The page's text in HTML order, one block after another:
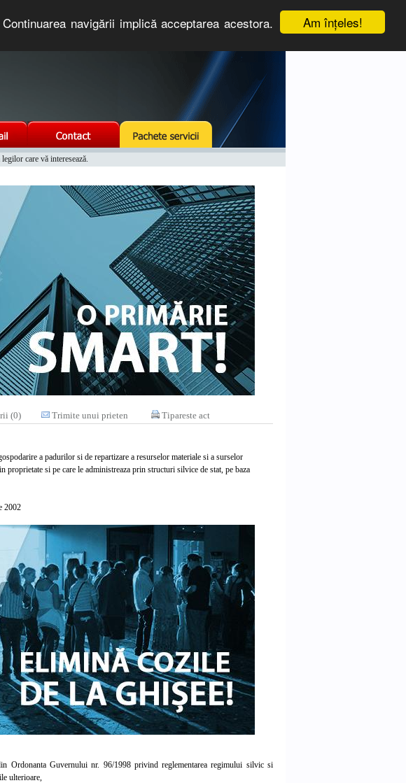
Am înţeles!
navigării implică acceptarea acestora.
care vă interesează.
(0) Trimite unui prieten Tipareste act
a padurilor si de repartizare a resurselor materiale si a surselor
si pe care le administreaza prin structuri silvice de stat, pe baza
2002
Guvernului nr. 96/1998 privind reglementarea regimului silvic si
ulterioare,